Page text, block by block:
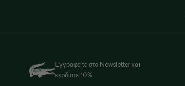
Εγγραφείτε στο Newsletter και
κερδίστε 10%